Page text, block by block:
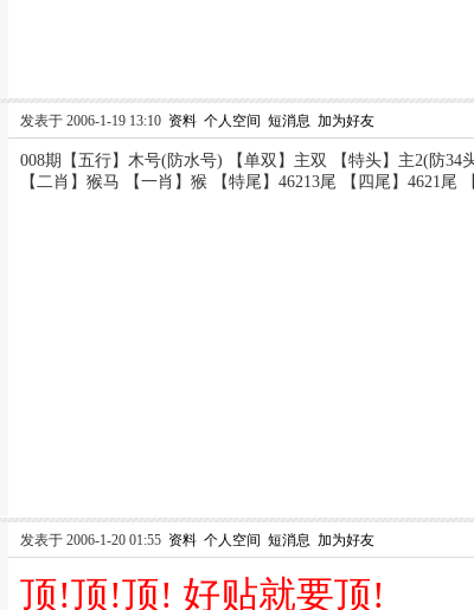
发表于 2006-1-19 13:10 资料 个人空间 短消息 加为好友
008期【五行】木号(防水号) 【单双】主双 【特头】主2(防
【二肖】猴马 【一肖】猴 【特尾】46213尾 【四尾】4621尾
发表于 2006-1-20 01:55 资料 个人空间 短消息 加为好友
顶!顶!顶! 好贴就要顶!